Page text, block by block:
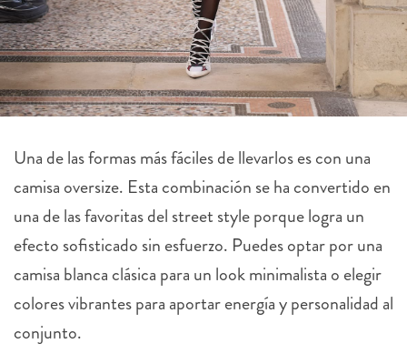
Una de las formas más fáciles de llevarlos es con una
camisa oversize. Esta combinación se ha convertido en
una de las favoritas del street style porque logra un
efecto sofisticado sin esfuerzo. Puedes optar por una
camisa blanca clásica para un look minimalista o elegir
colores vibrantes para aportar energía y personalidad al
conjunto.